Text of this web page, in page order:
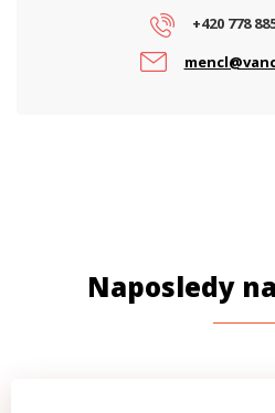
+420 778
Naposledy